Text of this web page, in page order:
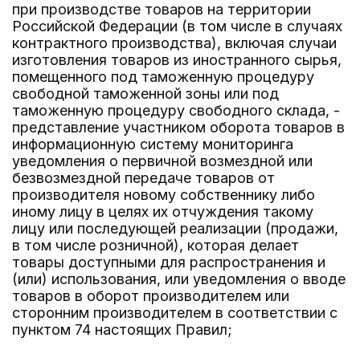
при производстве товаров на территории
Российской Федерации (в том числе в случаях
контрактного производства), включая случаи
изготовления товаров из иностранного сырья,
помещенного под таможенную процедуру
свободной таможенной зоны или под
таможенную процедуру свободного склада, -
представление участником оборота товаров в
информационную систему мониторинга
уведомления о первичной возмездной или
безвозмездной передаче товаров от
производителя новому собственнику либо
иному лицу в целях их отчуждения такому
лицу или последующей реализации (продажи,
в том числе розничной), которая делает
товары доступными для распространения и
(или) использования, или уведомления о вводе
товаров в оборот производителем или
сторонним производителем в соответствии с
пунктом 74 настоящих Правил;